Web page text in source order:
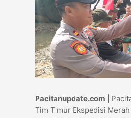
Pacitanupdate.com |
Tim Timur Ekspedisi